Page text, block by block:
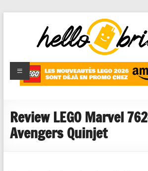
HelloBricks
Blog LEGO,
nouveaut�s
reviews
Review LEGO Marvel
Avengers Quinjet